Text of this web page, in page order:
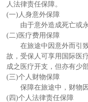
人法律责任保障。
(一)人身意外保障
由于意外造成死亡或永
(二)医疗费用保障
在旅途中因意外而引致
故，受保人可享用国际医
成之医疗开支，但亦有少
(三)个人财物保障
保障在旅途中，财物因
(四)个人法律责任保障